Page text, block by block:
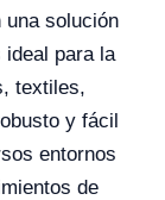
una solución
para la
textiles,
y fácil
entornos
de